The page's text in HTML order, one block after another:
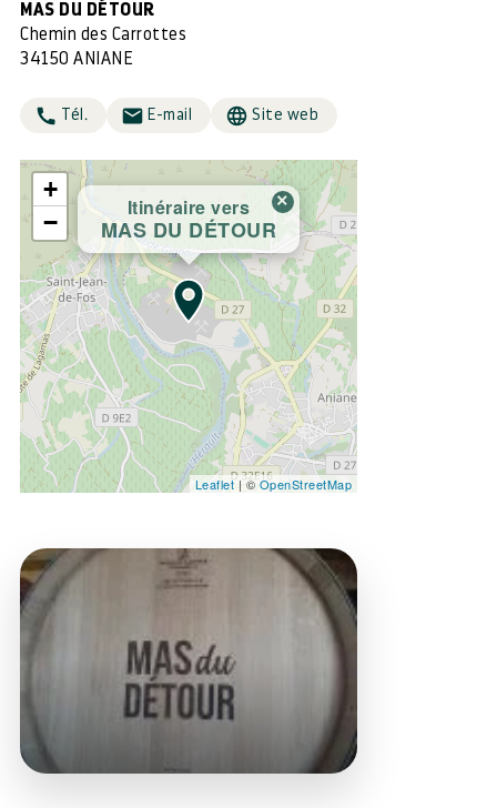
MAS DU DÉTOUR
Chemin des Carrottes
34150 ANIANE
Tél. E-mail Site web
Itinéraire vers
MAS DU DÉTOUR
×
+
−
Leaflet| ©OpenStreetMap